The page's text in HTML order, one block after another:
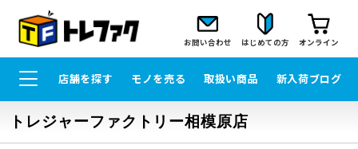
お問い合わせ はじめての方 オンライン
店舗を探す モノを売る 取扱い商品 新入荷ブログ
トレジャーファクトリー相模原店